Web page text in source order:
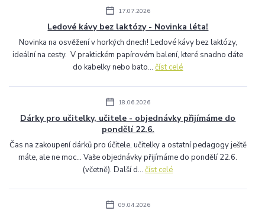
17.07.2026
Ledové kávy bez laktózy - Novinka léta!
Novinka na osvěžení v horkých dnech! Ledové kávy bez laktózy,
ideální na cesty. V praktickém papírovém balení, které snadno dáte
do kabelky nebo bato...číst celé
18.06.2026
Dárky pro učitelky, učitele - objednávky přijímáme do
pondělí 22.6.
Čas na zakoupení dárků pro účitele, učitelky a ostatní pedagogy ještě
máte, ale ne moc... Vaše objednávky přijímáme do pondělí 22.6.
(včetně). Další d...číst celé
09.04.2026